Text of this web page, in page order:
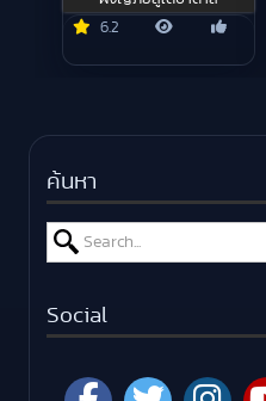
6.2
ค้นหา
Search for:
Social